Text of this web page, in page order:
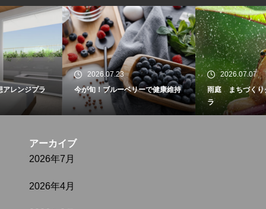
2026.07.23
今が旬！ブルーベリーで健康維持
2026.07.07
雨庭 まちづくりグリーンイン
ラ
アーカイブ
2026年7月
2026年4月